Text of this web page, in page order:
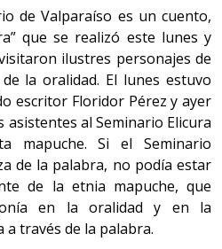
de Valparaíso es un cuento,
que se realizó este lunes y
ilustres personajes de
la oralidad. El lunes estuvo
escritor Floridor Pérez y ayer
al Seminario Elicura
mapuche. Si el Seminario
de la palabra, no podía estar
de la etnia mapuche, que
en la oralidad y en la
través de la palabra.